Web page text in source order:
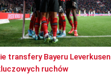
transfery Bayeru Leverkusen
ruchów